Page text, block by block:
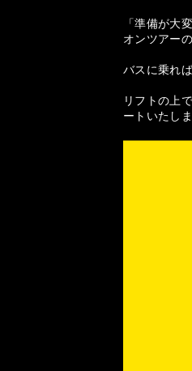
「準備が大
オンツアー
バスに乗れ
リフトの上
ートいたしま